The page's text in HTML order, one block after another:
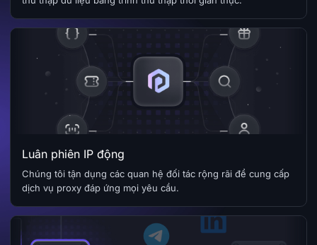
Luân phiên IP động
Chúng tôi tận dụng các quan hệ đối tác rộng rãi để cung cấp
dịch vụ proxy đáp ứng mọi yêu cầu.